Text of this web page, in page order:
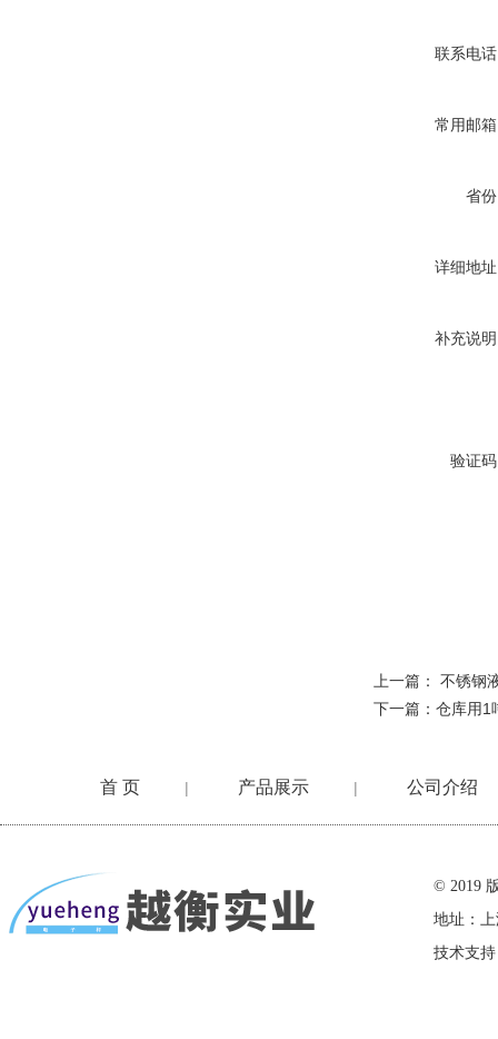
联系电
常用邮
省
详细地
补充说
验证
上一篇： 不锈钢
下一篇： 仓库用1
首 页 | 产品展示 | 公司介绍
© 2019
地址：
技术支